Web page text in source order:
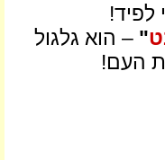
לפיד!
" – הוא גלגול
העם!